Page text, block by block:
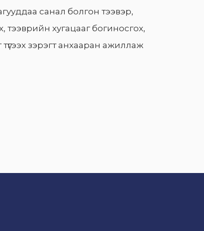
санал болгон тээвэр,
тээврийн хугацааг богиносгох,
зэрэгт анхааран ажиллаж